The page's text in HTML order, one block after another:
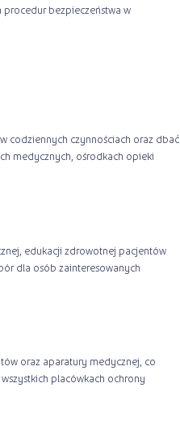
bezpieczeństwa w
codziennych czynnościach oraz dbać
medycznych, ośrodkach opieki
edukacji zdrowotnej pacjentów
dla osób zainteresowanych
oraz aparatury medycznej, co
placówkach ochrony